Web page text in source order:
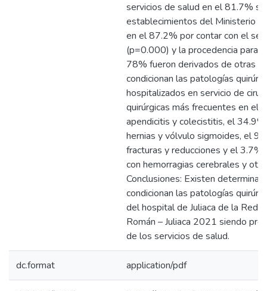
servicios de salud en el 81.7%
establecimientos del Ministerio
en el 87.2% por contar con el
(p=0.000) y la procedencia para
78% fueron derivados de otras
condicionan las patologías
hospitalizados en servicio de
quirúrgicas más frecuentes en el
apendicitis y colecistitis, el
hernias y vólvulo sigmoides, el
fracturas y reducciones y el 3.7%
con hemorragias cerebrales y
Conclusiones: Existen
condicionan las patologías
del hospital de Juliaca de la Red
Román – Juliaca 2021 siendo
de los servicios de salud.
dc.format application/pdf